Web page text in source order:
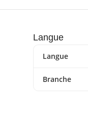
Langue
Langue
Branche